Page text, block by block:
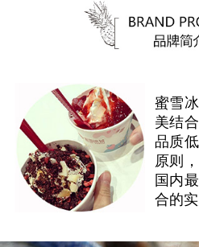
蜜雪
美结
品质
原则
国内
合的实